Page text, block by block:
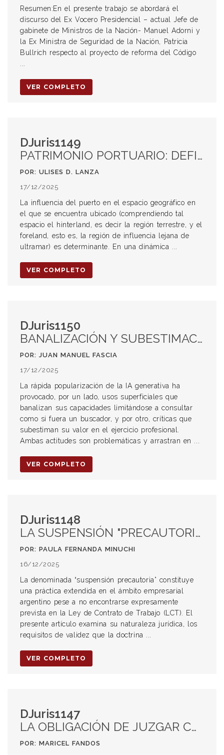
Resumen:En el presente trabajo se abordará el
discurso del Ex Vocero Presidencial – actual Jefe de
gabinete de Ministros de la Nación- Manuel Adorni y
la Ex Ministra de Seguridad de la Nación, Patricia
Bullrich respecto al proyecto de reforma del Código
VER COMPLETO
DJuris1149
PATRIMONIO PORTUARIO: DEFINICIÓN, CATEGORIZACIÓN Y TUTELA LEGAL
POR: ULISES D. LANZA
17/12/2025
La influencia del puerto en el espacio geográfico en
el que se encuentra ubicado (comprendiendo tal
espacio el hinterland, es decir la región terrestre, y el
foreland, esto es, la región de influencia lejana de
ultramar) es determinante. En una dinámica ...
VER COMPLETO
DJuris1150
BANALIZACIÓN Y SUBESTIMACIÓN DEL USO DE LA IA GENERATIVA (IAG) EN EL DERECHO
POR: JUAN MANUEL FASCIA
17/12/2025
La rápida popularización de la IA generativa ha
provocado, por un lado, usos superficiales que
banalizan sus capacidades limitándose a consultar
como si fuera un buscador, y por otro, críticas que
subestiman su valor en el ejercicio profesional.
Ambas actitudes son problemáticas y arrastran en ...
VER COMPLETO
DJuris1148
LA SUSPENSIÓN "PRECAUTORIA" EN EL DERECHO DEL TRABAJO ARGENTINO: AUSENCIA DE TIPIFICACIÓN LEGAL, INDETERMINACIÓN CAUSAL Y TUTELA REFORZADA DEL DERECHO DE DEFENSA
POR: PAULA FERNANDA MINUCHI
16/12/2025
La denominada “suspensión precautoria” constituye
una práctica extendida en el ámbito empresarial
argentino pese a no encontrarse expresamente
prevista en la Ley de Contrato de Trabajo (LCT). El
presente artículo examina su naturaleza jurídica, los
requisitos de validez que la doctrina ...
VER COMPLETO
DJuris1147
LA OBLIGACIÓN DE JUZGAR CON PERSPECTIVA DE GÉNERO: FUNDAMENTOS NORMATIVOS Y ALGUNOS ABORDAJES JURISPRUDENCIALES EN EL DERECHO ARGENTINO
POR: MARICEL FANDOS